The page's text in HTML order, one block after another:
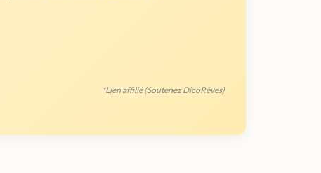
*Lien affilié (Soutenez DicoRêves)